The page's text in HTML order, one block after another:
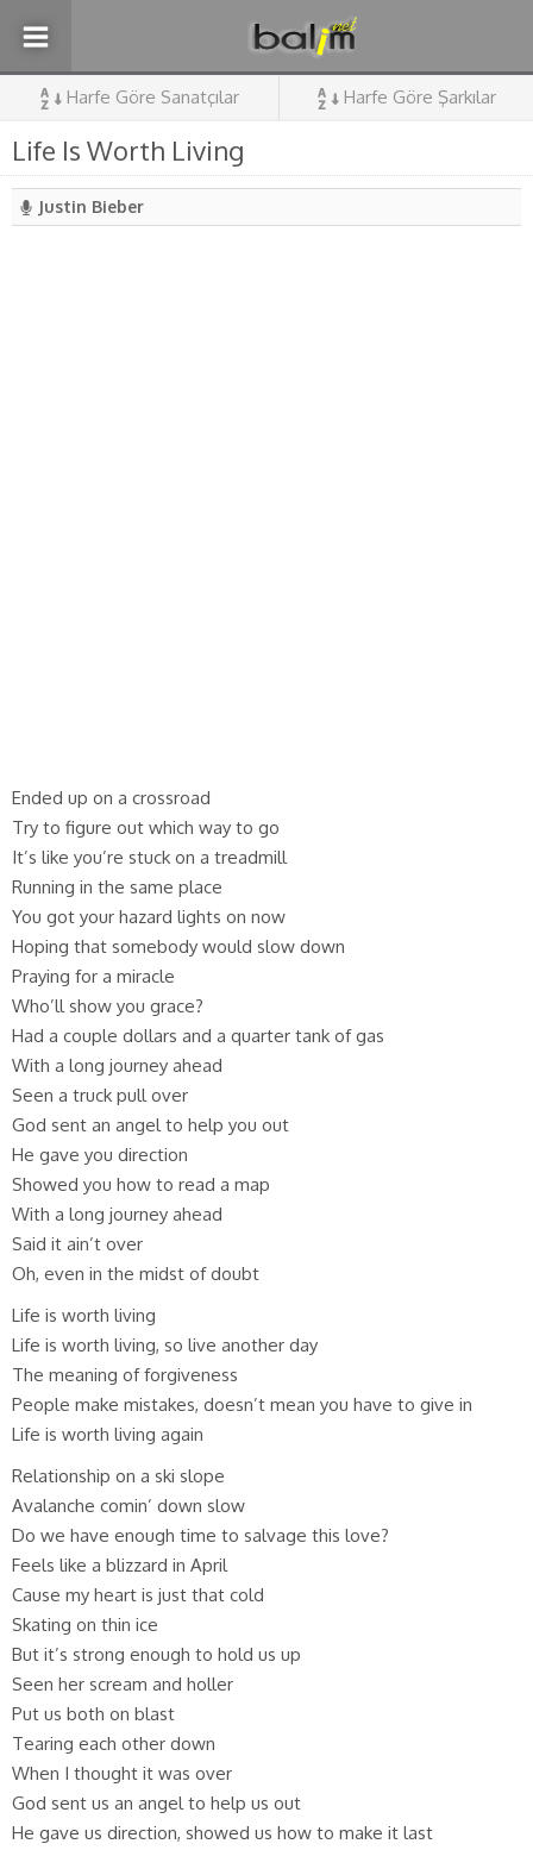
Harfe Göre Sanatçılar Harfe Göre Şarkılar
Life Is Worth Living
Justin Bieber
Ended up on a crossroad
Try to figure out which way to go
It’s like you’re stuck on a treadmill
Running in the same place
You got your hazard lights on now
Hoping that somebody would slow down
Praying for a miracle
Who’ll show you grace?
Had a couple dollars and a quarter tank of gas
With a long journey ahead
Seen a truck pull over
God sent an angel to help you out
He gave you direction
Showed you how to read a map
With a long journey ahead
Said it ain’t over
Oh, even in the midst of doubt
Life is worth living
Life is worth living, so live another day
The meaning of forgiveness
People make mistakes, doesn’t mean you have to give in
Life is worth living again
Relationship on a ski slope
Avalanche comin’ down slow
Do we have enough time to salvage this love?
Feels like a blizzard in April
Cause my heart is just that cold
Skating on thin ice
But it’s strong enough to hold us up
Seen her scream and holler
Put us both on blast
Tearing each other down
When I thought it was over
God sent us an angel to help us out
He gave us direction, showed us how to make it last